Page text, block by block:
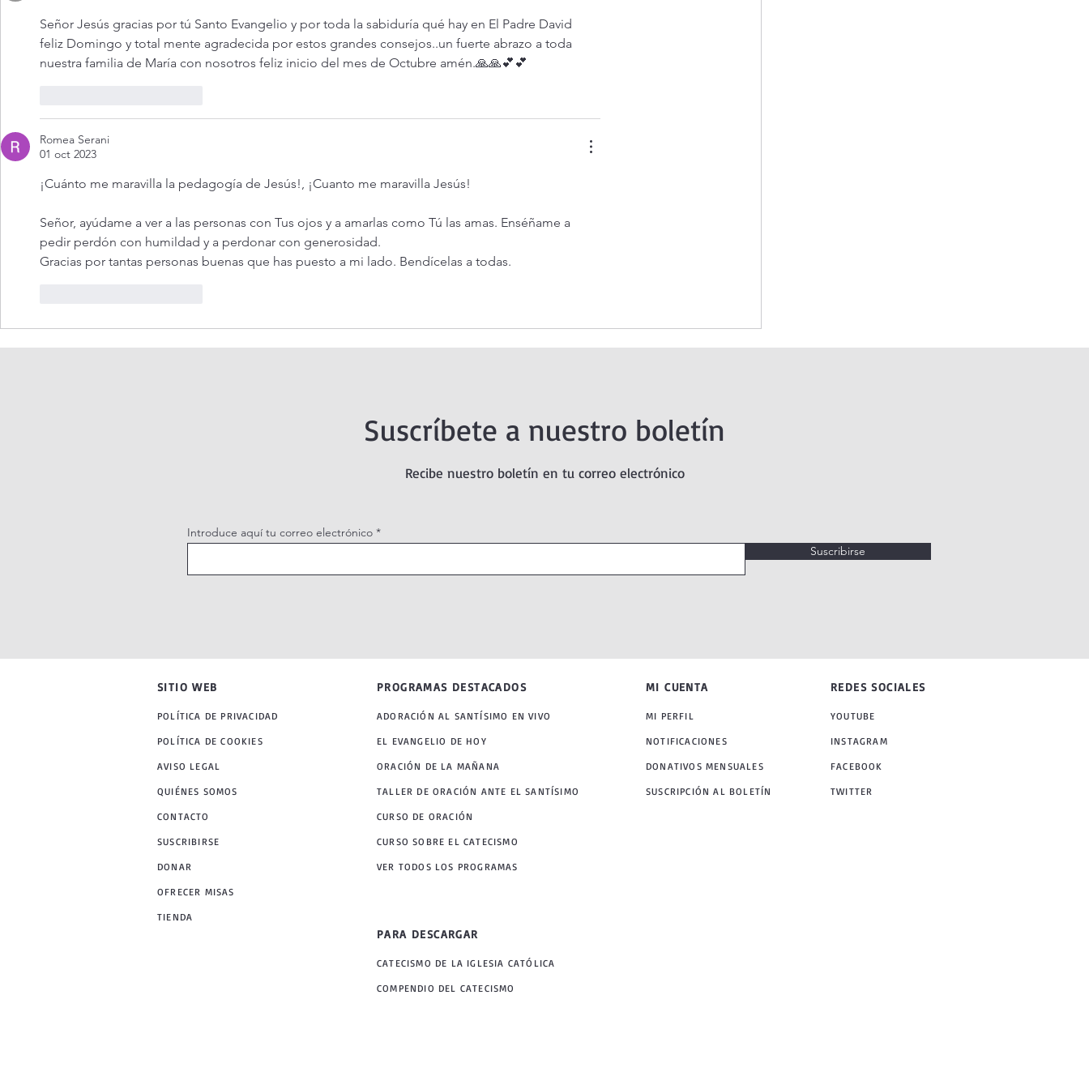
Señor Jesús gracias por tú Santo Evangelio y por toda la sabiduría qué hay en El Padre David
feliz Domingo y total mente agradecida por estos grandes consejos..un fuerte abrazo a toda
nuestra familia de María con nosotros feliz inicio del mes de Octubre amén.🙏🙏💕💕
Romea Serani
01 oct 2023
¡Cuánto me maravilla la pedagogía de Jesús!, ¡Cuanto me maravilla Jesús!
Señor, ayúdame a ver a las personas con Tus ojos y a amarlas como Tú las amas. Enséñame a
pedir perdón con humildad y a perdonar con generosidad.
Gracias por tantas personas buenas que has puesto a mi lado. Bendícelas a todas.
Suscríbete a nuestro boletín
Recibe nuestro boletín en tu correo electrónico
Introduce aquí tu correo electrónico
Suscribirse
SITIO WEB
POLÍTICA DE PRIVACIDAD
POLÍTICA DE COOKIES
AVISO LEGAL
QUIÉNES SOMOS
CONTACTO
SUSCRIBIRSE
DONAR
PROGRAMAS DESTACADOS
ADORACIÓN AL SANTÍSIMO EN VIVO
EL EVANGELIO DE HOY
ORACIÓN DE LA MAÑANA
TALLER DE ORACIÓN ANTE EL SANTÍSIMO
MI CUENTA
MI PERFIL
NOTIFICACIONES
DONATIVOS MENSUALES
SUSCRIPCIÓN AL BOLETÍN
REDES SOCIALES
YOUTUBE
INSTAGRAM
FACEBOOK
TWITTER
CURSO DE ORACIÓN
CURSO SOBRE EL CATECISMO
VER TODOS LOS PROGRAMAS
OFRECER MISAS
TIENDA
PARA DESCARGAR
CATECISMO DE LA IGLESIA CATÓLICA
COMPENDIO DEL CATECISMO